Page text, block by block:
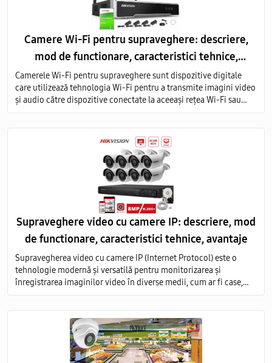
Camere Wi-Fi pentru supraveghere: descriere,
mod de functionare, caracteristici tehnice,
avantaje
Camerele Wi-Fi pentru supraveghere sunt dispozitive digitale
care utilizează tehnologia Wi-Fi pentru a transmite imagini video
și audio către dispozitive conectate la aceeași rețea Wi-Fi sau
prin intermediul internetului.
Supraveghere video cu camere IP: descriere, mod
de functionare, caracteristici tehnice, avantaje
Supravegherea video cu camere IP (Internet Protocol) este o
tehnologie modernă și versatilă pentru monitorizarea și
înregistrarea imaginilor video în diverse medii, cum ar fi case,
birouri, clădiri comerciale, instituții publice și industriale.